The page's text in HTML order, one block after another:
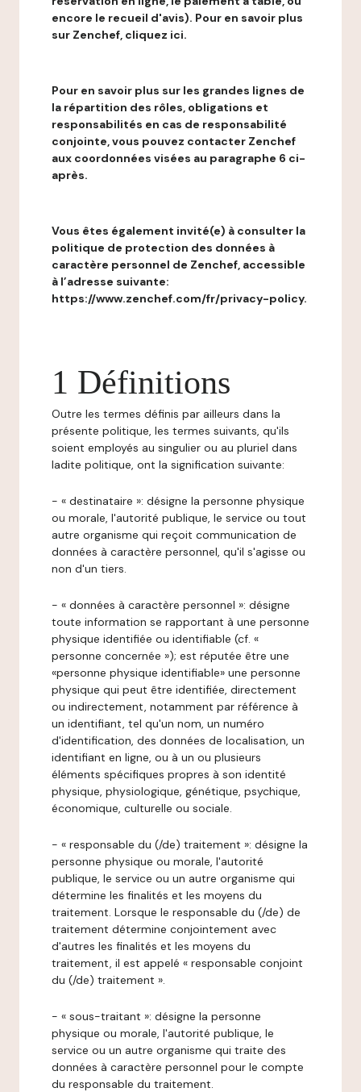
encore le recueil d'avis). Pour en savoir plus
sur Zenchef, cliquez ici.
Pour en savoir plus sur les grandes lignes de
la répartition des rôles, obligations et
responsabilités en cas de responsabilité
conjointe, vous pouvez contacter Zenchef
aux coordonnées visées au paragraphe 6 ci-
après.
Vous êtes également invité(e) à consulter la
politique de protection des données à
caractère personnel de Zenchef, accessible
à l’adresse suivante:
https://www.zenchef.com/fr/privacy-policy.
1 Définitions
Outre les termes définis par ailleurs dans la
présente politique, les termes suivants, qu'ils
soient employés au singulier ou au pluriel dans
ladite politique, ont la signification suivante:
- « destinataire »: désigne la personne physique
ou morale, l'autorité publique, le service ou tout
autre organisme qui reçoit communication de
données à caractère personnel, qu'il s'agisse ou
non d'un tiers.
- « données à caractère personnel »: désigne
toute information se rapportant à une personne
physique identifiée ou identifiable (cf. «
personne concernée »); est réputée être une
«personne physique identifiable» une personne
physique qui peut être identifiée, directement
ou indirectement, notamment par référence à
un identifiant, tel qu'un nom, un numéro
d'identification, des données de localisation, un
identifiant en ligne, ou à un ou plusieurs
éléments spécifiques propres à son identité
physique, physiologique, génétique, psychique,
économique, culturelle ou sociale.
- « responsable du (/de) traitement »: désigne la
personne physique ou morale, l'autorité
publique, le service ou un autre organisme qui
détermine les finalités et les moyens du
traitement. Lorsque le responsable du (/de) de
traitement détermine conjointement avec
d'autres les finalités et les moyens du
traitement, il est appelé « responsable conjoint
du (/de) traitement ».
- « sous-traitant »: désigne la personne
physique ou morale, l'autorité publique, le
service ou un autre organisme qui traite des
données à caractère personnel pour le compte
du responsable du traitement.